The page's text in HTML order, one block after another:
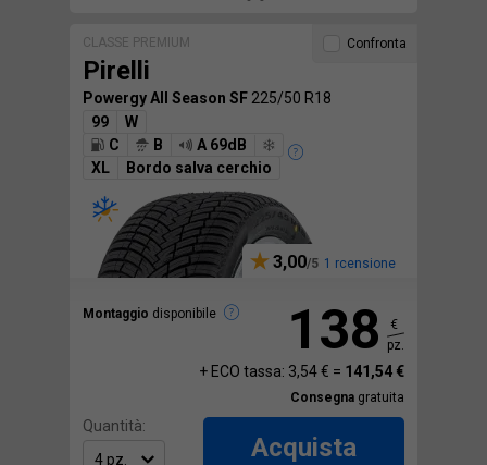
CLASSE PREMIUM
Pirelli
Powergy All Season SF 225/50 R18
99
W
C
B
A 69dB
XL
Bordo salva cerchio
3,00 1 rcensione
Montaggio disponibile
Confronta
138
€
pz.
+ ECO tassa: 3,54 € = 141,54 €
Consegna gratuita
Quantità:
Acquista